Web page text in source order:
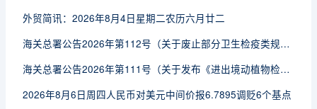
外贸简讯：2026年8月4日星期二农历六月廿二
海关总署公告2026年第112号（关于废止部分卫生检疫类规范性文件的公告）
海关总署公告2026年第111号（关于发布《进出境动植物检疫处理监督管理工作规定》《进出境卫生处理监督管理工作规定》的公告）
2026年8月6日周四人民币对美元中间价报6.7895调贬6个基点